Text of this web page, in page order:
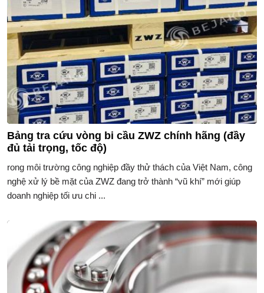
Bảng tra cứu vòng bi cầu ZWZ chính hãng (đầy
đủ tải trọng, tốc độ)
rong môi trường công nghiệp đầy thử thách của Việt Nam, công
nghệ xử lý bề mặt của ZWZ đang trở thành “vũ khí” mới giúp
doanh nghiệp tối ưu chi ...